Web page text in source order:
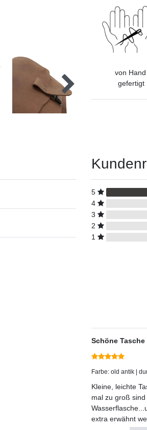
von Hand
gefertigt
5
4
3
2
1
Schöne Tasche
Farbe: old antik |
Kleine, leichte
mal zu groß sind
extra erwähnt